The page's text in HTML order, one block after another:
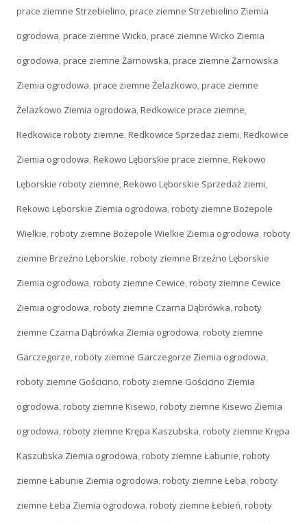
prace ziemne Strzebielino,prace ziemne Strzebielino Ziemia
ogrodowa,prace ziemne Wicko,prace ziemne Wicko Ziemia
ogrodowa,prace ziemne Żarnowska,prace ziemne Żarnowska
Ziemia ogrodowa,prace ziemne Żelazkowo,prace ziemne
Żelazkowo Ziemia ogrodowa,Redkowice prace ziemne,
Redkowice roboty ziemne,Redkowice Sprzedaż ziemi,Redkowice
Ziemia ogrodowa,Rekowo Lęborskie prace ziemne,Rekowo
Lęborskie roboty ziemne,Rekowo Lęborskie Sprzedaż ziemi,
Rekowo Lęborskie Ziemia ogrodowa,roboty ziemne Bożepole
Wielkie,roboty ziemne Bożepole Wielkie Ziemia ogrodowa,roboty
ziemne Brzeźno Lęborskie,roboty ziemne Brzeźno Lęborskie
Ziemia ogrodowa,roboty ziemne Cewice,roboty ziemne Cewice
Ziemia ogrodowa,roboty ziemne Czarna Dąbrówka,roboty
ziemne Czarna Dąbrówka Ziemia ogrodowa,roboty ziemne
Garczegorze,roboty ziemne Garczegorze Ziemia ogrodowa,
roboty ziemne Gościcino,roboty ziemne Gościcino Ziemia
ogrodowa,roboty ziemne Kisewo,roboty ziemne Kisewo Ziemia
ogrodowa,roboty ziemne Krępa Kaszubska,roboty ziemne Krępa
Kaszubska Ziemia ogrodowa,roboty ziemne Łabunie,roboty
ziemne Łabunie Ziemia ogrodowa,roboty ziemne Łeba,roboty
ziemne Łeba Ziemia ogrodowa,roboty ziemne Łebień,roboty